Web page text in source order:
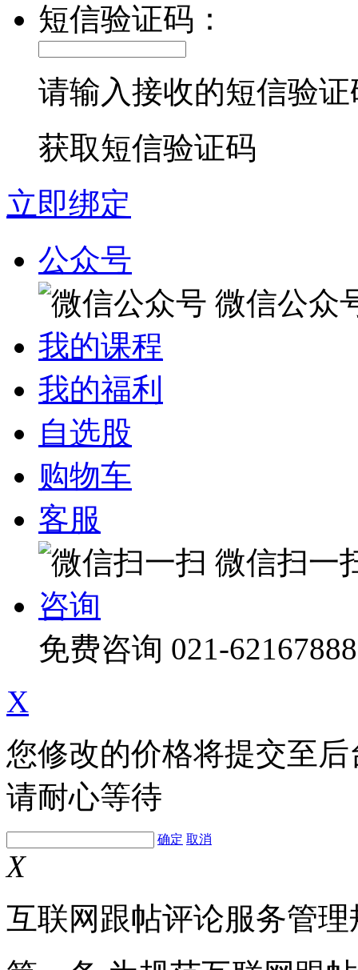
短信验证码：
请输入接收的短信验证
获取短信验证码
立即绑定
公众号
微信公众
我的课程
我的福利
自选股
购物车
客服
微信扫一
咨询
免费咨询 021-62167888
X
您修改的价格将提交至
请耐心等待
确定 取消
X
互联网跟帖评论服务管理